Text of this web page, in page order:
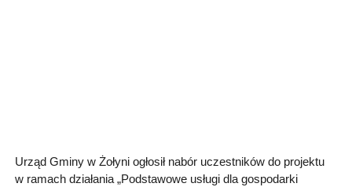
Urząd Gminy w Żołyni ogłosił nabór uczestników do projektu
w ramach działania „Podstawowe usługi dla gospodarki